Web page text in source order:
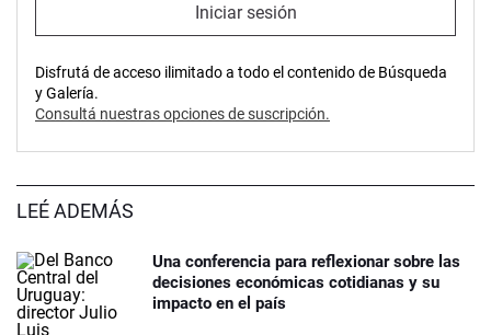
Iniciar sesión
Disfrutá de acceso ilimitado a todo el contenido de Búsqueda
y Galería.
Consultá nuestras opciones de suscripción.
LEÉ ADEMÁS
Una conferencia para reflexionar sobre las
decisiones económicas cotidianas y su
impacto en el país